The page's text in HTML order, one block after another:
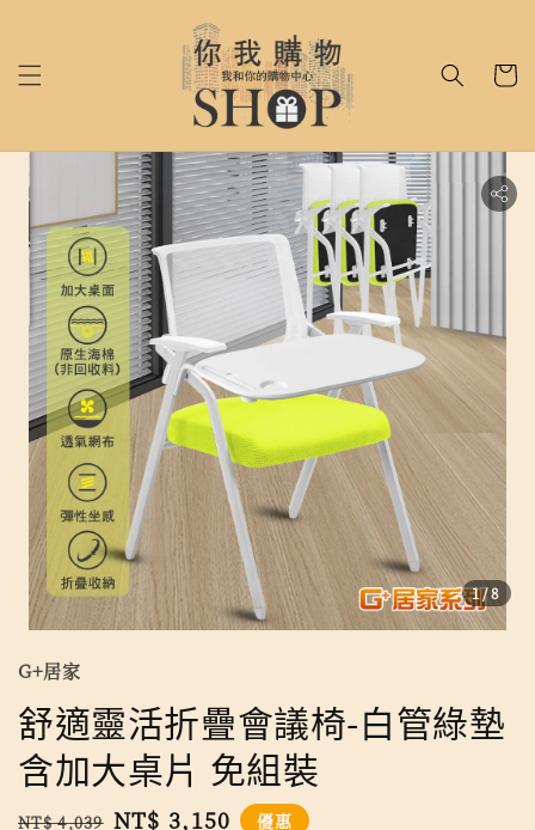
1/8
G+居家
舒適靈活折疊會議椅-白管綠墊
含加大桌片 免組裝
Regular
NT$ 4,039 Sale
NT$ 3,150 優惠